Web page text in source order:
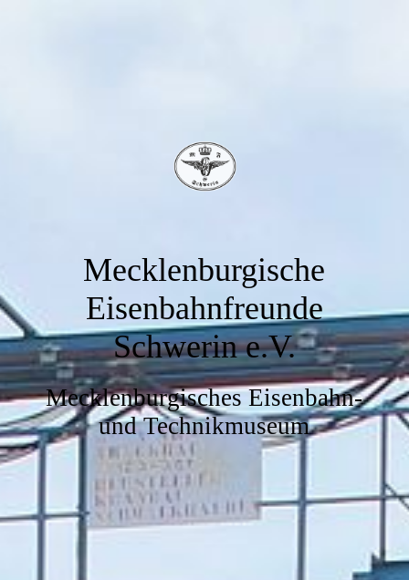
Mecklenburgische
Eisenbahnfreunde
Schwerin e.V.
Mecklenburgisches Eisenbahn-
und Technikmuseum